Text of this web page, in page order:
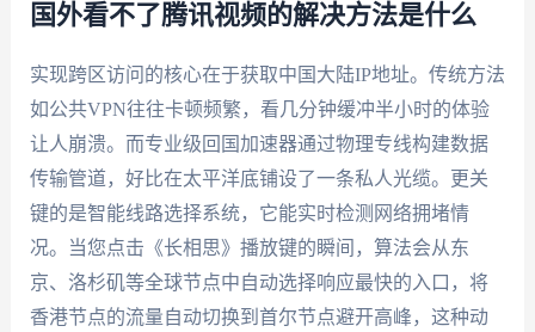
国外看不了腾讯视频的解决方法是什么
实现跨区访问的核心在于获取中国大陆IP地址。传统方法
如公共VPN往往卡顿频繁，看几分钟缓冲半小时的体验
让人崩溃。而专业级回国加速器通过物理专线构建数据
传输管道，好比在太平洋底铺设了一条私人光缆。更关
键的是智能线路选择系统，它能实时检测网络拥堵情
况。当您点击《长相思》播放键的瞬间，算法会从东
京、洛杉矶等全球节点中自动选择响应最快的入口，将
香港节点的流量自动切换到首尔节点避开高峰，这种动